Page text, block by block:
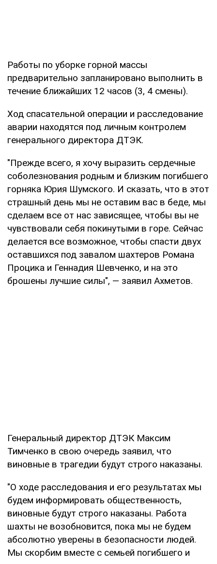
Работы по уборке горной массы
предварительно запланировано выполнить в
течение ближайших 12 часов (3, 4 смены).
Ход спасательной операции и расследование
аварии находятся под личным контролем
генерального директора ДТЭК.
"Прежде всего, я хочу выразить сердечные
соболезнования родным и близким погибшего
горняка Юрия Шумского. И сказать, что в этот
страшный день мы не оставим вас в беде, мы
сделаем все от нас зависящее, чтобы вы не
чувствовали себя покинутыми в горе. Сейчас
делается все возможное, чтобы спасти двух
оставшихся под завалом шахтеров Романа
Процика и Геннадия Шевченко, и на это
брошены лучшие силы", — заявил Ахметов.
Генеральный директор ДТЭК Максим
Тимченко в свою очередь заявил, что
виновные в трагедии будут строго наказаны.
"О ходе расследования и его результатах мы
будем информировать общественность,
виновные будут строго наказаны. Работа
шахты не возобновится, пока мы не будем
абсолютно уверены в безопасности людей.
Мы скорбим вместе с семьей погибшего и